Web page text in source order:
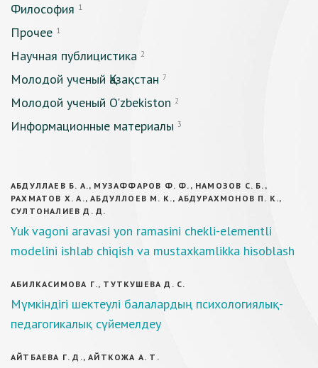
Философия 1
Прочее 1
Научная публицистика 2
Молодой ученый Қазақстан 7
Молодой ученый O'zbekiston 2
Информационные материалы 3
АБДУЛЛАЕВ Б. А., МУЗАФФАРОВ Ф. Ф., НАМОЗОВ С. Б.,
РАХМАТОВ Х. А., АБДУЛЛОЕВ М. К., АБДУРАХМОНОВ П. К.,
СУЛТОНАЛИЕВ Д. Д.
Yuk vagoni aravasi yon ramasini chekli-elementli
modelini ishlab chiqish va mustaxkamlikka hisoblash
АБИЛКАСИМОВА Г., ТУТКУШЕВА Д. С.
Мүмкіндігі шектеулі балалардың психологиялық-
педагогикалық сүйемелдеу
АЙТБАЕВА Г. Д., АЙТКОЖА А. Т.